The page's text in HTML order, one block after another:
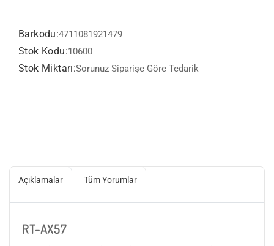
Barkodu:4711081921479
Stok Kodu:10600
Stok Miktarı:Sorunuz Siparişe Göre Tedarik
Açıklamalar Tüm Yorumlar
RT-AX57